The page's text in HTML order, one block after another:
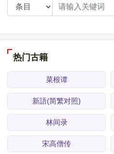
热门古籍
菜根谭
新語(简繁对照)
林间录
宋高僧传